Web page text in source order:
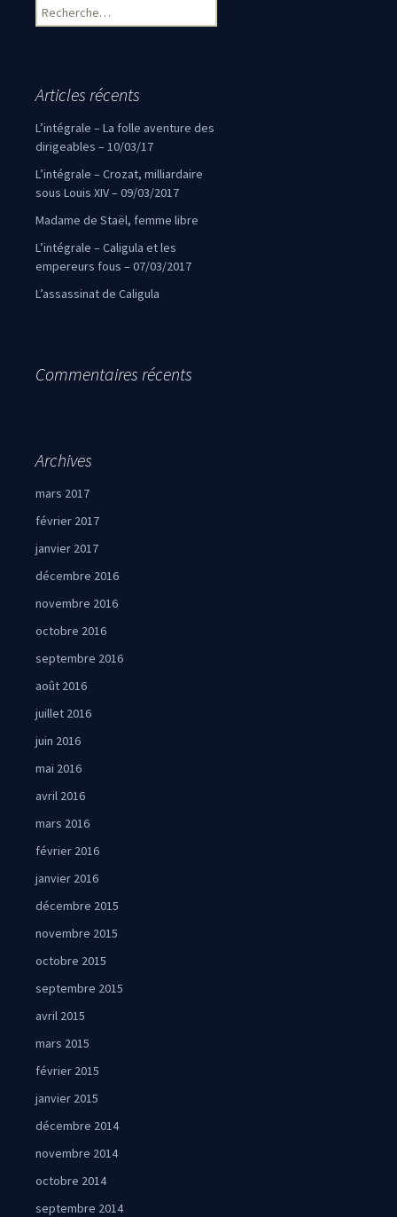
Rechercher :
Articles récents
L’intégrale – La folle aventure des
dirigeables – 10/03/17
L’intégrale – Crozat, milliardaire
sous Louis XIV – 09/03/2017
Madame de Staël, femme libre
L’intégrale – Caligula et les
empereurs fous – 07/03/2017
L’assassinat de Caligula
Commentaires récents
Archives
mars 2017
février 2017
janvier 2017
décembre 2016
novembre 2016
octobre 2016
septembre 2016
août 2016
juillet 2016
juin 2016
mai 2016
avril 2016
mars 2016
février 2016
janvier 2016
décembre 2015
novembre 2015
octobre 2015
septembre 2015
avril 2015
mars 2015
février 2015
janvier 2015
décembre 2014
novembre 2014
octobre 2014
septembre 2014